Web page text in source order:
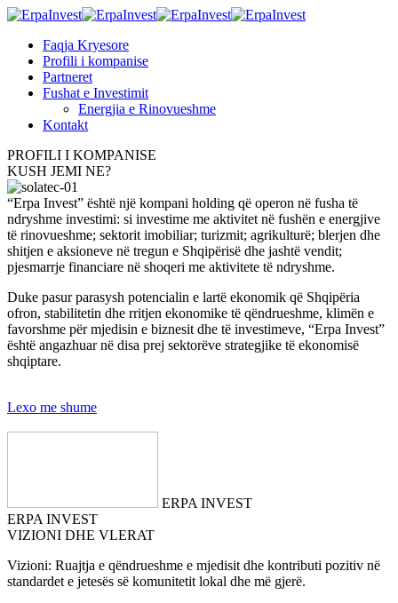
Faqja Kryesore
Profili i kompanise
Partneret
Fushat e Investimit
Energjia e Rinovueshme
Kontakt
PROFILI I KOMPANISE
KUSH JEMI NE?
“Erpa Invest” është një kompani holding që operon në fusha të
ndryshme investimi: si investime me aktivitet në fushën e energjive
të rinovueshme; sektorit imobiliar; turizmit; agrikulturë; blerjen dhe
shitjen e aksioneve në tregun e Shqipërisë dhe jashtë vendit;
pjesmarrje financiare në shoqeri me aktivitete të ndryshme.
Duke pasur parasysh potencialin e lartë ekonomik që Shqipëria
ofron, stabilitetin dhe rritjen ekonomike të qëndrueshme, klimën e
favorshme për mjedisin e biznesit dhe të investimeve, “Erpa Invest”
është angazhuar në disa prej sektorëve strategjike të ekonomisë
shqiptare.
Lexo me shume
ERPA INVEST
ERPA INVEST
VIZIONI DHE VLERAT
Vizioni: Ruajtja e qëndrueshme e mjedisit dhe kontributi pozitiv në
standardet e jetesës së komunitetit lokal dhe më gjerë.